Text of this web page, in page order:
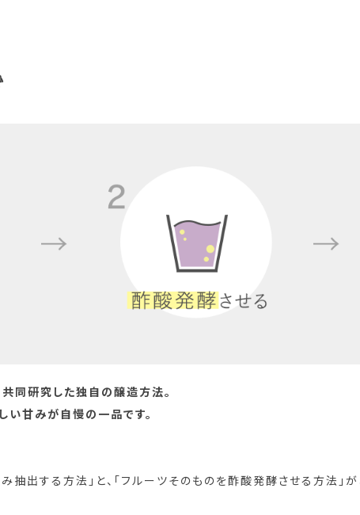
同研究した独自の醸造方法。
い甘みが自慢の一品です。
抽出する方法」と、「フルーツそのものを酢酸発酵させる方法」が